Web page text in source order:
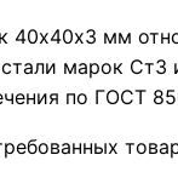
40х40х3 мм
стали марок
по ГОСТ